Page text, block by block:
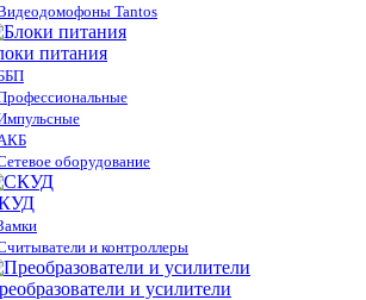
Tantos
питания
оборудование
и контроллеры
и усилители